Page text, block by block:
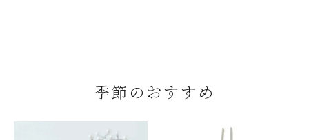
季節のおすすめ